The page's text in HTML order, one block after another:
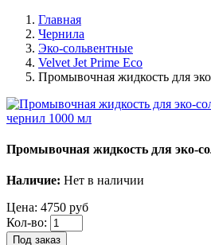
Главная
Чернила
Эко-сольвентные
Velvet Jet Prime Eco
Промывочная жидкость для
Промывочная жидкость для эко-
Наличие: Нет в наличии
Цена: 4750 руб
Кол-во:
Под заказ